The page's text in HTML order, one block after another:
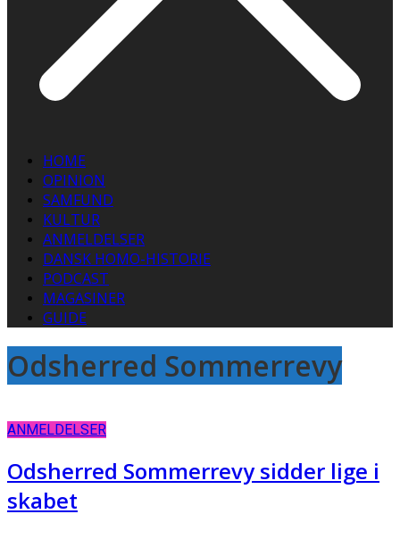
HOME
OPINION
SAMFUND
KULTUR
ANMELDELSER
DANSK HOMO-HISTORIE
PODCAST
MAGASINER
GUIDE
Odsherred Sommerrevy
ANMELDELSER
Odsherred Sommerrevy sidder lige i
skabet